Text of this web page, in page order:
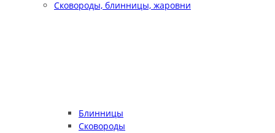
Сковороды, блинницы, жаровни
Блинницы
Сковороды